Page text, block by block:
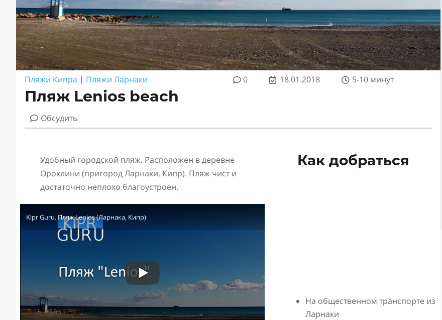
Пляжи Кипра | Пляжи Ларнаки 0 18.01.2018 5-10 минут
Пляж Lenios beach
Обсудить
Удобный городской пляж. Расположен в деревне
Ороклини (пригород Ларнаки, Кипр). Пляж чист и
достаточно неплохо благоустроен.
Kipr Guru. Пляж Lenios (Ларнака, Кипр)
Как добраться
На общественном транспорте из
Ларнаки